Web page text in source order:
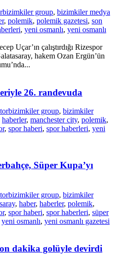
bizimkiler group, bizimkiler medya
, polemik, polemik gazetesi, son
, yeni osmanlı, yeni osmanlı
Uçar’ın çalıştırdığı Rizespor
hakem Ozan Ergün’ün
26. randevuda
bizimkiler group, bizimkiler
haberler, manchester city, polemik,
, spor haberi, spor haberleri, yeni
Süper Kupa’yı
bizimkiler group, bizimkiler
, haber, haberler, polemik,
, spor haberi, spor haberleri, süper
yeni osmanlı, yeni osmanlı gazetesi
dakika golüyle devirdi